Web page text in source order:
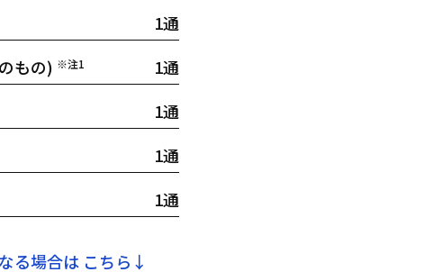
1通
もの) ※注1
1通
1通
1通
1通
る場合はこちら↓